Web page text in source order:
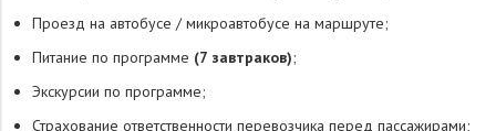
Проезд на автобусе / микроавтобусе на маршруте;
Питание по программе (7 завтраков);
Экскурсии по программе;
Страхование ответственности перевозчика перед пассажирами;